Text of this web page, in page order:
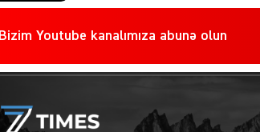
Bizim Youtube kanalımıza abunə olun